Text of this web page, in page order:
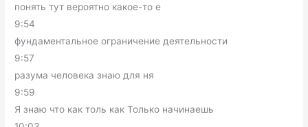
понять тут вероятно какое-то е
9:54
фундаментальное ограничение деятельности
9:57
разума человека знаю для ня
9:59
Я знаю что как толь как Только начинаешь